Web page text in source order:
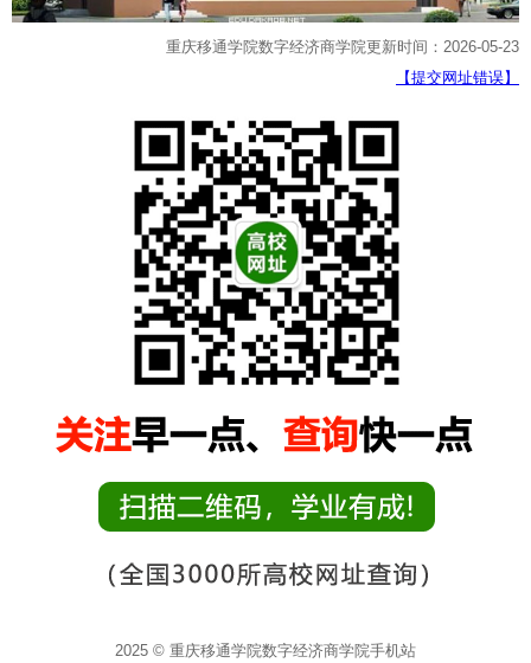
重庆移通学院数字经济商学院更新时间：2026-05-23
【提交网址错误】
2025 © 重庆移通学院数字经济商学院手机站